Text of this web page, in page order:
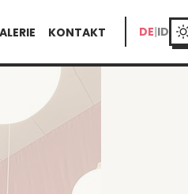
KONTAKT DE|ID